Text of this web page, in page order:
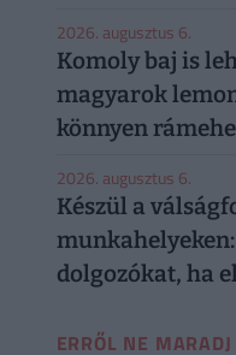
2026. augusztus 6.
Komoly baj is
magyarok
könnyen
2026. augusztus 6.
Készül a
dolgozókat, ha
ERRŐL NE